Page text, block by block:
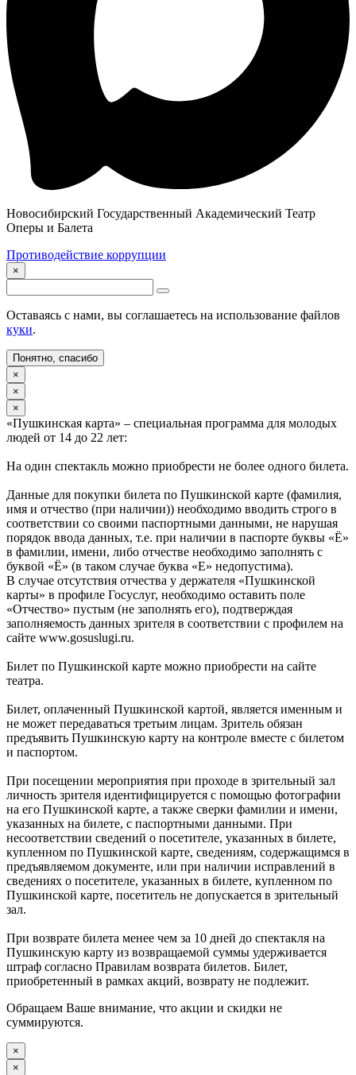
Новосибирский Государственный Академический Театр
Оперы и Балета
Противодействие коррупции
×
Оставаясь с нами, вы соглашаетесь на использование файлов
куки.
Понятно, спасибо
×
×
×
«Пушкинская карта» – специальная программа для молодых
людей от 14 до 22 лет:
На один спектакль можно приобрести не более одного билета.
Данные для покупки билета по Пушкинской карте (фамилия,
имя и отчество (при наличии)) необходимо вводить строго в
соответствии со своими паспортными данными, не нарушая
порядок ввода данных, т.е. при наличии в паспорте буквы «Ё»
в фамилии, имени, либо отчестве необходимо заполнять с
буквой «Ё» (в таком случае буква «Е» недопустима).
В случае отсутствия отчества у держателя «Пушкинской
карты» в профиле Госуслуг, необходимо оставить поле
«Отчество» пустым (не заполнять его), подтверждая
заполняемость данных зрителя в соответствии с профилем на
сайте www.gosuslugi.ru.
Билет по Пушкинской карте можно приобрести на сайте
театра.
Билет, оплаченный Пушкинской картой, является именным и
не может передаваться третьим лицам. Зритель обязан
предъявить Пушкинскую карту на контроле вместе с билетом
и паспортом.
При посещении мероприятия при проходе в зрительный зал
личность зрителя идентифицируется с помощью фотографии
на его Пушкинской карте, а также сверки фамилии и имени,
указанных на билете, с паспортными данными. При
несоответствии сведений о посетителе, указанных в билете,
купленном по Пушкинской карте, сведениям, содержащимся в
предъявляемом документе, или при наличии исправлений в
сведениях о посетителе, указанных в билете, купленном по
Пушкинской карте, посетитель не допускается в зрительный
зал.
При возврате билета менее чем за 10 дней до спектакля на
Пушкинскую карту из возвращаемой суммы удерживается
штраф согласно Правилам возврата билетов. Билет,
приобретенный в рамках акций, возврату не подлежит.
Обращаем Ваше внимание, что акции и скидки не
суммируются.
×
×